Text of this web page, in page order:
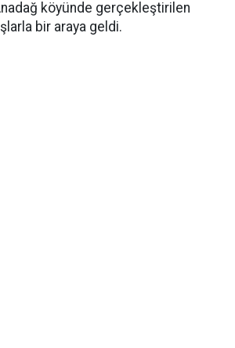
köyünde gerçekleştirilen
bir araya geldi.